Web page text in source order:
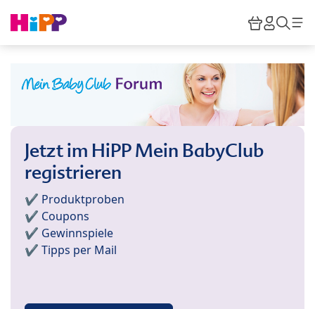
HiPP
Jetzt im HiPP Mein BabyClub
registrieren
✔️ Produktproben
✔️ Coupons
✔️ Gewinnspiele
✔️ Tipps per Mail